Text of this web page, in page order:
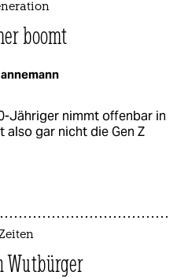
boomt
Jähriger nimmt offenbar in
also gar nicht die Gen Z
Wutbürger